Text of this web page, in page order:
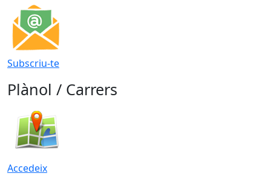
Subscriu-te
Plànol / Carrers
Accedeix